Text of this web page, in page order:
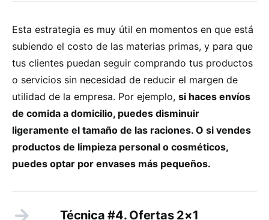
Esta estrategia es muy útil en momentos en que está
subiendo el costo de las materias primas, y para que
tus clientes puedan seguir comprando tus productos
o servicios sin necesidad de reducir el margen de
utilidad de la empresa. Por ejemplo, si haces envíos
de comida a domicilio, puedes disminuir
ligeramente el tamaño de las raciones. O si vendes
productos de limpieza personal o cosméticos,
puedes optar por envases más pequeños.
Técnica #4. Ofertas 2×1